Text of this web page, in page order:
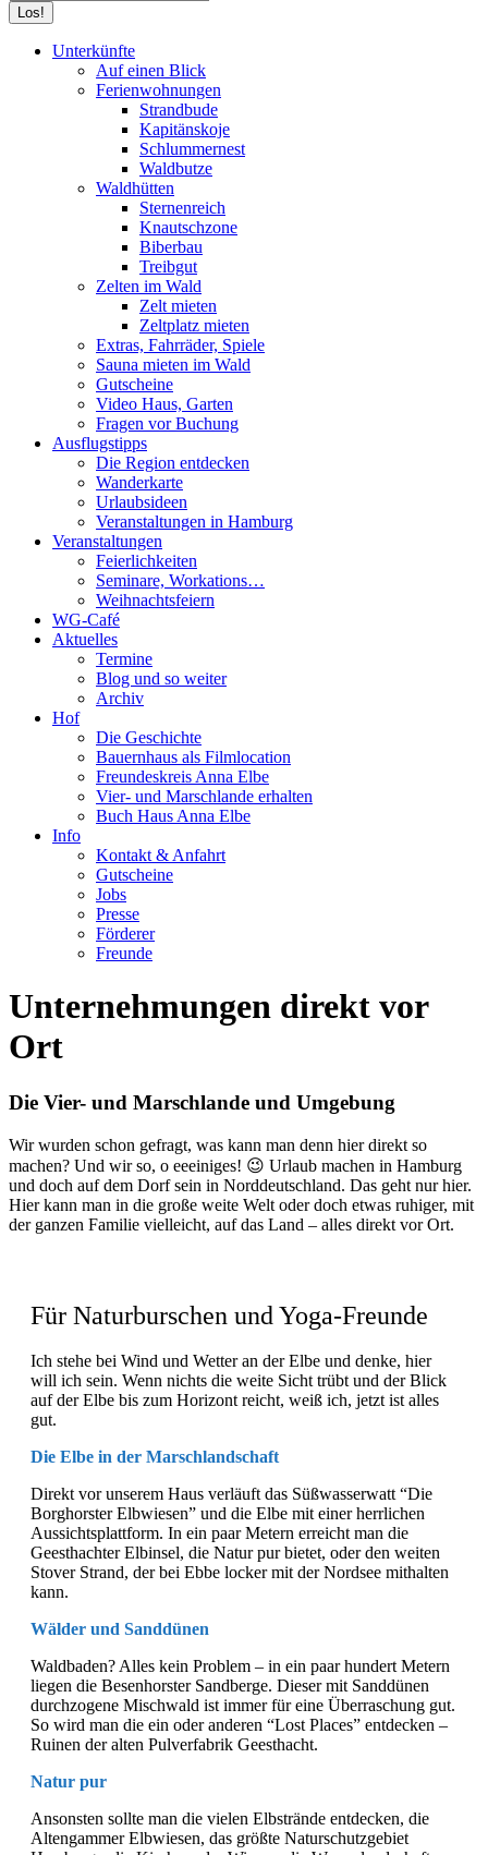
Unterkünfte
Auf einen Blick
Ferienwohnungen
Strandbude
Kapitänskoje
Schlummernest
Waldbutze
Waldhütten
Sternenreich
Knautschzone
Biberbau
Treibgut
Zelten im Wald
Zelt mieten
Zeltplatz mieten
Extras, Fahrräder, Spiele
Sauna mieten im Wald
Gutscheine
Video Haus, Garten
Fragen vor Buchung
Ausflugstipps
Die Region entdecken
Wanderkarte
Urlaubsideen
Veranstaltungen in Hamburg
Veranstaltungen
Feierlichkeiten
Seminare, Workations…
Weihnachtsfeiern
WG-Café
Aktuelles
Termine
Blog und so weiter
Archiv
Hof
Die Geschichte
Bauernhaus als Filmlocation
Freundeskreis Anna Elbe
Vier- und Marschlande erhalten
Buch Haus Anna Elbe
Info
Kontakt & Anfahrt
Gutscheine
Jobs
Presse
Förderer
Freunde
Unternehmungen direkt vor
Ort
Die Vier- und Marschlande und Umgebung
Wir wurden schon gefragt, was kann man denn hier direkt so
machen? Und wir so, o eeeiniges! 😉 Urlaub machen in Hamburg
und doch auf dem Dorf sein in Norddeutschland. Das geht nur hier.
Hier kann man in die große weite Welt oder doch etwas ruhiger, mit
der ganzen Familie vielleicht, auf das Land – alles direkt vor Ort.
Für Naturburschen und Yoga-Freunde
Ich stehe bei Wind und Wetter an der Elbe und denke, hier
will ich sein. Wenn nichts die weite Sicht trübt und der Blick
auf der Elbe bis zum Horizont reicht, weiß ich, jetzt ist alles
gut.
Die Elbe in der Marschlandschaft
Direkt vor unserem Haus verläuft das Süßwasserwatt “Die
Borghorster Elbwiesen” und die Elbe mit einer herrlichen
Aussichtsplattform. In ein paar Metern erreicht man die
Geesthachter Elbinsel, die Natur pur bietet, oder den weiten
Stover Strand, der bei Ebbe locker mit der Nordsee mithalten
kann.
Wälder und Sanddünen
Waldbaden? Alles kein Problem – in ein paar hundert Metern
liegen die Besenhorster Sandberge. Dieser mit Sanddünen
durchzogene Mischwald ist immer für eine Überraschung gut.
So wird man die ein oder anderen “Lost Places” entdecken –
Ruinen der alten Pulverfabrik Geesthacht.
Natur pur
Ansonsten sollte man die vielen Elbstrände entdecken, die
Altengammer Elbwiesen, das größte Naturschutzgebiet